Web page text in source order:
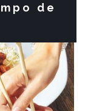
de